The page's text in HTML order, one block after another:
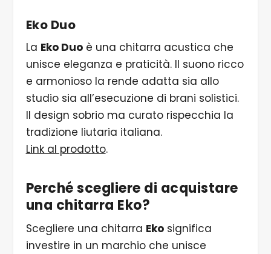
Eko Duo
La Eko Duoè una chitarra acustica che
unisce eleganza e praticità. Il suono ricco
e armonioso la rende adatta sia allo
studio sia all’esecuzione di brani solistici.
Il design sobrio ma curato rispecchia la
tradizione liutaria italiana.
Link al prodotto.
Perché scegliere di acquistare
una chitarra Eko?
Scegliere una chitarra Ekosignifica
investire in un marchio che unisce